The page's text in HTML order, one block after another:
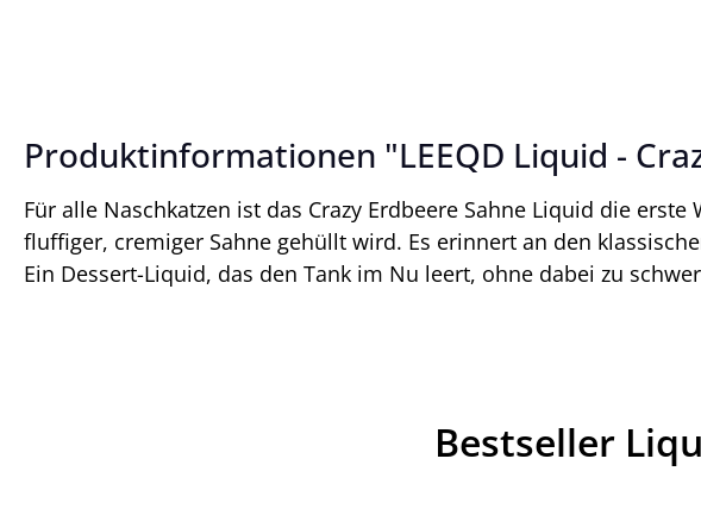
Produktinformationen "LEEQD Liquid -
Für alle Naschkatzen ist das Crazy Erdbeere Sahne Liquid die
fluffiger, cremiger Sahne gehüllt wird. Es erinnert an den
Ein Dessert-Liquid, das den Tank im Nu leert, ohne dabei zu
Bestseller